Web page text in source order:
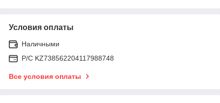
Условия оплаты
Наличными
Р/C KZ738562204117988748
Все условия оплаты